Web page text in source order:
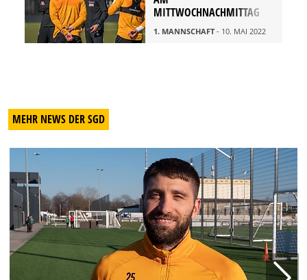
MITTWOCHNACHMITTAG
1. MANNSCHAFT- 10. MAI 2022
MEHR NEWS DER SGD